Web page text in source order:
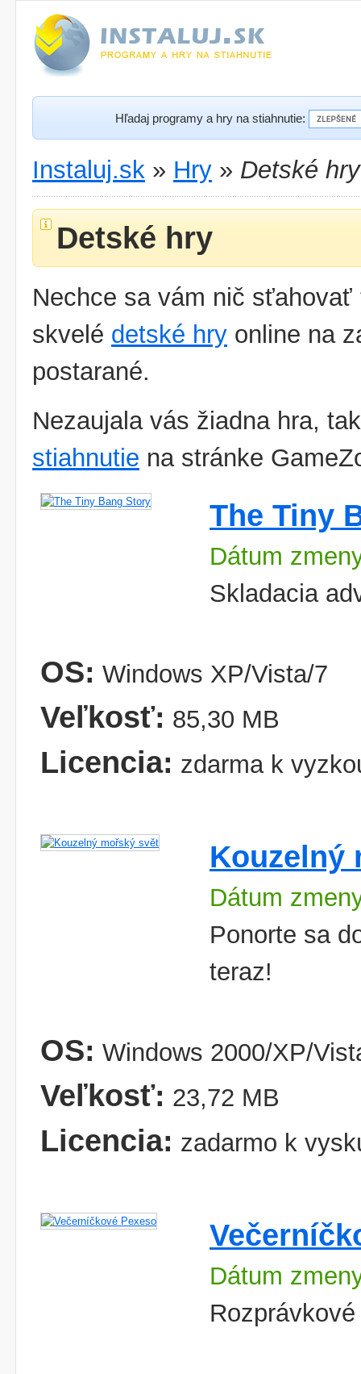
Hľadaj programy a hry na stiahnutie:
Instaluj.sk » Hry » Detské hry
Detské hry
Nechce sa vám nič
skvelé detské hry online na
postarané.
Nezaujala vás žiadna hra,
stiahnutie na stránke
The Tiny
Dátum
Skladacia
OS: Windows XP/Vista/7
Veľkosť: 85,30 MB
Licencia: zdarma k
Kouzelný
Dátum
Ponorte sa
teraz!
OS: Windows 2000/XP/
Veľkosť: 23,72 MB
Licencia: zadarmo k
Dátum